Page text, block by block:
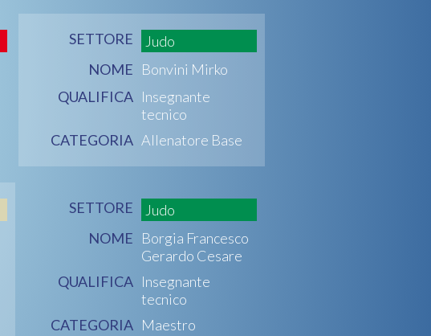
SETTORE
Judo
NOME Bonvini Mirko
QUALIFICA Insegnante
tecnico
CATEGORIA Allenatore Base
SETTORE
Judo
NOME Borgia Francesco
Gerardo Cesare
QUALIFICA Insegnante
tecnico
CATEGORIA Maestro